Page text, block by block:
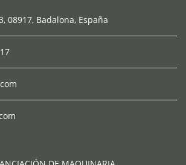
08917, Badalona, España